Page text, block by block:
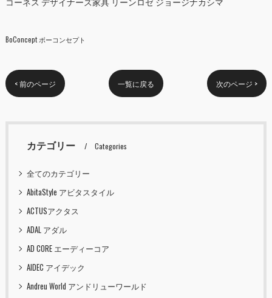
BoConcept ボーコンセプト
< 前のページ 一覧に戻る 次のページ >
カテゴリー Categories
全てのカテゴリー
AbitaStyle アビタスタイル
ACTUSアクタス
ADAL アダル
AD CORE エーディーコア
AIDEC アイデック
Andreu World アンドリューワールド